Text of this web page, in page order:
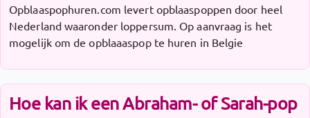
Opblaaspophuren.com levert opblaaspoppen door heel
Nederland waaronder loppersum. Op aanvraag is het
mogelijk om de opblaaaspop te huren in Belgie
Hoe kan ik een Abraham- of Sarah-pop